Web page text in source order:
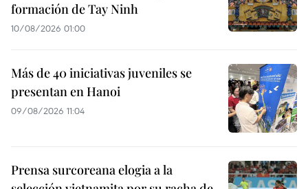
formación de Tay Ninh
10/08/2026 01:00
Más de 40 iniciativas juveniles se
presentan en Hanoi
09/08/2026 11:04
Prensa surcoreana elogia a la